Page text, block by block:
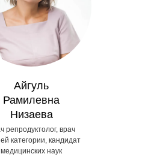
Айгуль
Рамилевна
Низаева
репродуктолог, врач
категории, кандидат
медицинских наук